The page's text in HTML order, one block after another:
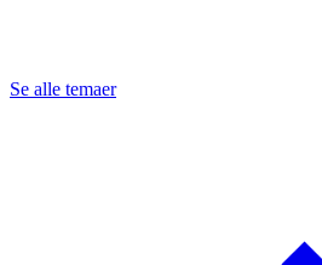
Se alle temaer